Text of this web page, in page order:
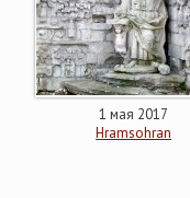
1 мая 2017
Hramsohran